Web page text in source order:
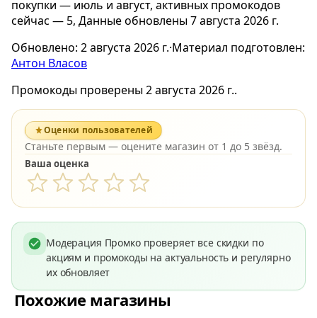
покупки — июль и август, активных промокодов
сейчас — 5, Данные обновлены 7 августа 2026 г.
Обновлено: 2 августа 2026 г.·Материал подготовлен:
Антон Власов
Промокоды проверены 2 августа 2026 г..
Оценки пользователей
Станьте первым — оцените магазин от 1 до 5 звёзд.
Ваша оценка
Модерация Промко проверяет все скидки по
акциям и промокоды на актуальность и регулярно
их обновляет
Похожие магазины